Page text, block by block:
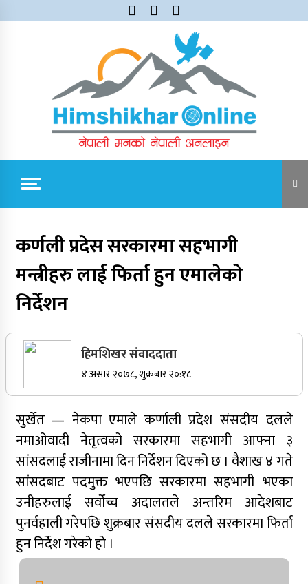
to
Himshikhar Online
जुम्लाबाट सुर्खेत र नेपालगञ्जतर्फ लैजाँदै गरिएको १८०
कार्टुन स्याउ प्रहरीले नियन्त्रणमा
सर्वोच्चले खारेज गर्‍यो दानबहादुर बुढाको रिट,
पदमुक्तिको निर्णय कायम
नेपाली कांग्रेसका वरिष्ठ नेता गोपालमान श्रेष्ठको निधन
सुर्खेतमा जिप दुर्घटना,१५ जना घाइते
जुम्लामा चरेससहित २१ वर्षीय युवक पक्राउ
जुम्लामा बेहोस अवस्थामा फेला परेका युवाको मृत्यु
कर्णालीमा कांग्रेसका चार मन्त्रीहरूले दिए राजीनामा
नृपध्वज निरौलाको इजलासले उक्त निर्णय खारेजको
कर्णली प्रदेस सरकारमा सहभागी
मन्त्रीहरु लाई फिर्ता हुन एमालेको
निर्देशन
हिमशिखर संवाददाता
४ असार २०७८, शुक्रबार २०:१८
सुर्खेत — नेकपा एमाले कर्णाली प्रदेश संसदीय दलले
नमाओवादी नेतृत्वको सरकारमा सहभागी आफ्ना ३
सांसदलाई राजीनामा दिन निर्देशन दिएको छ । वैशाख ४ गते
सांसदबाट पदमुक्त भएपछि सरकारमा सहभागी भएका
उनीहरुलाई सर्वोच्च अदालतले अन्तरिम आदेशबाट
पुनर्वहाली गरेपछि शुक्रबार संसदीय दलले सरकारमा फिर्ता
हुन निर्देश गरेको हो ।